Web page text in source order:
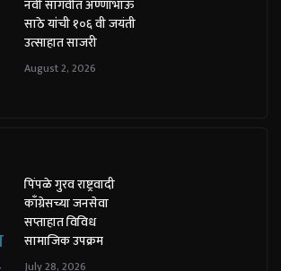
नवी सांगवीत अण्णाभाऊ
साठे यांची १०६ वी जयंती
उत्साहात साजरी
August 2, 2026
पिंपळे गुरव राष्ट्रवादी
काँग्रेसच्या जनसेवा
सप्ताहात विविध
सामाजिक उपक्रम
July 28, 2026